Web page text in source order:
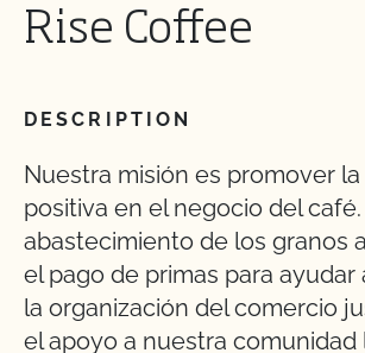
Rise Coffee
DESCRIPTION
Nuestra misión es promover
positiva en el negocio del
abastecimiento de los granos
el pago de primas para
la organización del comercio
el apoyo a nuestra comunidad